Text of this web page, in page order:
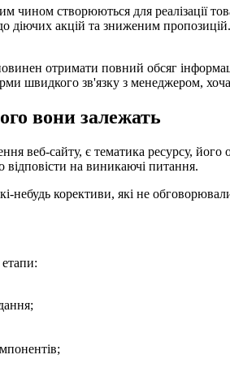
чином створюються для реалізації
діючих акцій та зниженим
отримати повний обсяг
швидкого зв'язку з менеджером,
вони залежать
веб-сайту, є тематика ресурсу, його
відповісти на виникаючі питання.
небудь корективи, які не